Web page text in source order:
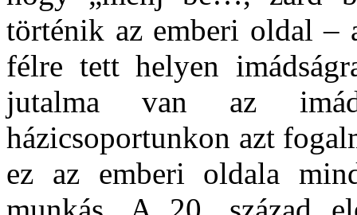
történik az emberi oldal –
félre tett helyen
jutalma van az
házicsoportunkon azt
ez az emberi oldala